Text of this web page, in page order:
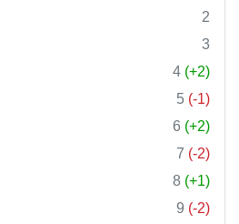
2
3
4 (+2)
5 (-1)
6 (+2)
7 (-2)
8 (+1)
9 (-2)